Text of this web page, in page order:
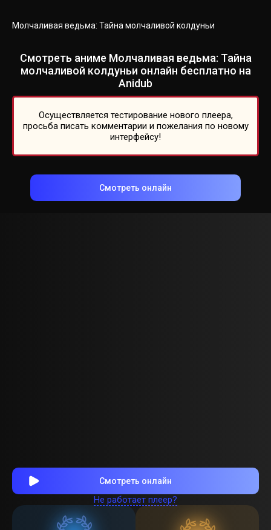
Молчаливая ведьма: Тайна молчаливой колдуньи
Смотреть аниме Молчаливая ведьма: Тайна
молчаливой колдуньи онлайн бесплатно на
Anidub
Осуществляется тестирование нового плеера,
просьба писать комментарии и пожелания по новому
интерфейсу!
Смотреть онлайн
Смотреть онлайн
Не работает плеер?